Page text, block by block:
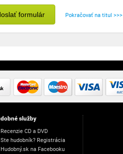
formulár Pokračovať na titul >>>
služby
Recenzie CD a DVD
Ste hudobník? Registrácia
Hudobný.sk na Facebooku